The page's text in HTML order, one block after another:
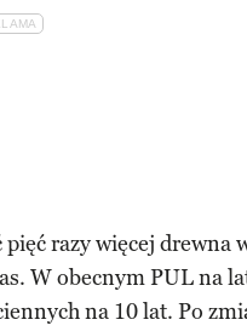
razy więcej drewna
W obecnym PUL na
na 10 lat. Po